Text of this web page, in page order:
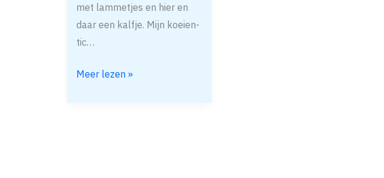
met lammetjes en hier en
daar een kalfje. Mijn koeien-
tic…
Meer lezen »